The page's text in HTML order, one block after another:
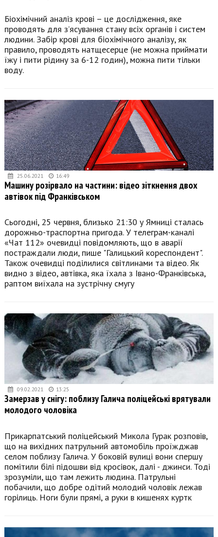
Біохімічний аналіз крові – це дослідження, яке
проводять для з’ясування стану всіх органів і систем
людини. Забір крові для біохімічного аналізу, як
правило, проводять натщесерце (не можна приймати
їжу і пити рідину за 6-12 годин), можна пити тільки
воду.
25.06.2021 16:49
Машину розірвало на частини: відео зіткнення двох
автівок під Франківськом
Сьогодні, 25 червня, близько 21:30 у Ямниці сталась
дорожньо-траспортна пригода. У телеграм-каналі
«Чат 112» очевидці повідомляють, що в аварії
постраждали люди, пише "Галицький кореспондент".
Також очевидці поділилися світлинами та відео. Як
видно з відео, автівка, яка їхала з Івано-Франківська,
раптом виїхала на зустрічну смугу
09.02.2021 13:25
Замерзав у снігу: поблизу Галича поліцейські врятували
молодого чоловіка
Прикарпатський поліцейський Микола Гурак розповів,
що на вихідних патрульний автомобіль проїжджав
селом поблизу Галича. У боковій вулиці вони спершу
помітили білі підошви від кросівок, далі - джинси. Тоді
зрозуміли, що там лежить людина. Патрульні
побачили, що добре одітий молодий чоловік лежав
горілиць. Ноги були прямі, а руки в кишенях куртк